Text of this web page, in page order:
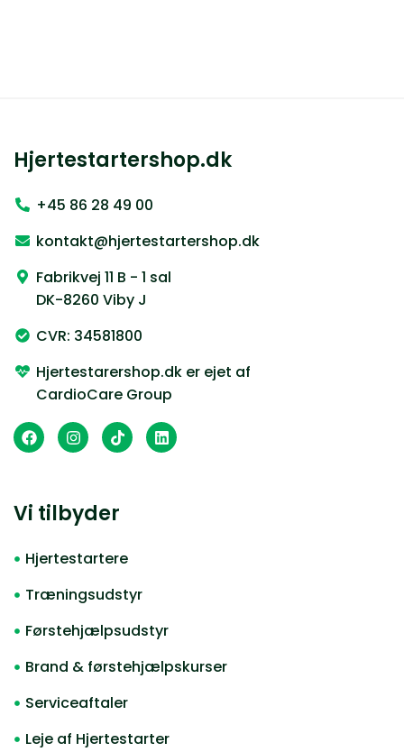
Hjertestartershop.dk
+45 86 28 49 00
kontakt@hjertestartershop.dk
Fabrikvej 11 B - 1 sal
DK-8260 Viby J
CVR: 34581800
Hjertestarershop.dk er ejet af
CardioCare Group
Vi tilbyder
Hjertestartere
Træningsudstyr
Førstehjælpsudstyr
Brand & førstehjælpskurser
Serviceaftaler
Leje af Hjertestarter